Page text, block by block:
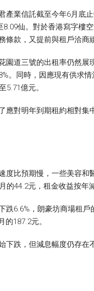
業信託截至今年6月底
仙。對於香港寫字
款，又提前與租戶洽商
道三號的出租率仍然
。同時，因應現有供求
5.71億元。
對明年到期租約相對
比預期慢，一些美容
44.2元，租金收益按年
6.6%，朗豪坊商場租
187.2元。
跌，但減息幅度仍存